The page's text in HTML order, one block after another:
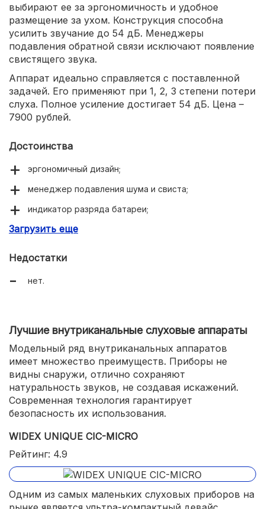
выбирают ее за эргономичность и удобное
размещение за ухом. Конструкция способна
усилить звучание до 54 дБ. Менеджеры
подавления обратной связи исключают появление
свистящего звука.
Аппарат идеально справляется с поставленной
задачей. Его применяют при 1, 2, 3 степени потери
слуха. Полное усиление достигает 54 дБ. Цена –
7900 рублей.
Достоинства
эргономичный дизайн;
менеджер подавления шума и свиста;
индикатор разряда батареи;
не доставляет дискомфорта при ношении;
Загрузить еще
Недостатки
нет.
Лучшие внутриканальные слуховые аппараты
Модельный ряд внутриканальных аппаратов
имеет множество преимуществ. Приборы не
видны снаружи, отлично сохраняют
натуральность звуков, не создавая искажений.
Современная технология гарантирует
безопасность их использования.
WIDEX UNIQUE CIC-MICRO
Рейтинг: 4.9
Одним из самых маленьких слуховых приборов на